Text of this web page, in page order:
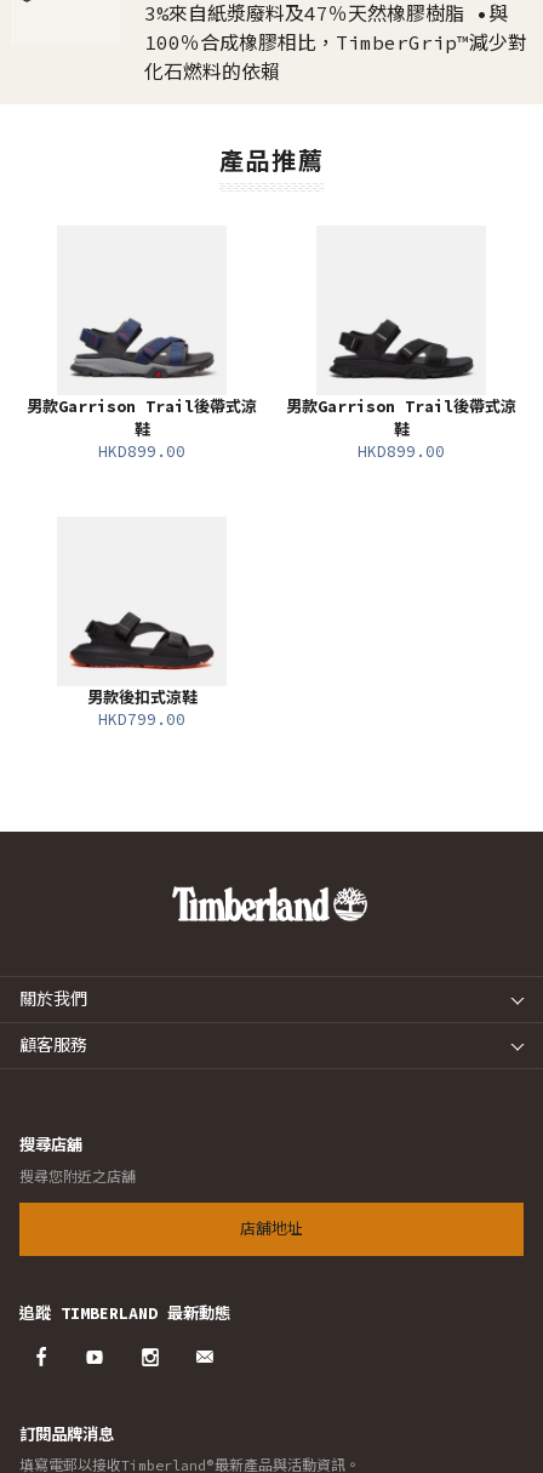
3%來自紙漿廢料及47％天然橡膠樹脂 •與
100％合成橡膠相比，TimberGrip™減少對
化石燃料的依賴
產品推薦
男款Garrison Trail後帶式涼
鞋
HKD899.00
男款Garrison Trail後帶式涼
鞋
HKD899.00
男款後扣式涼鞋
HKD799.00
關於我們
顧客服務
搜尋店舖
搜尋您附近之店舖
店舖地址
追蹤 TIMBERLAND 最新動態
訂閱品牌消息
填寫電郵以接收Timberland®最新產品與活動資訊。